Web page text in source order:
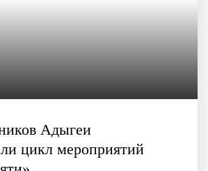
Адыгеи
цикл мероприятий